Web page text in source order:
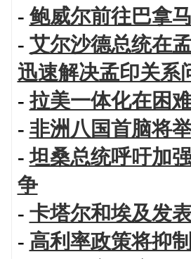
- 鲍威尔前往巴拿
- 艾尔沙德总统在
迅速解决孟印关系
-拉美一体化在困
- 非洲八国首脑将
-坦桑总统呼吁加
争
- 卡塔尔和埃及发
- 高利率政策将抑